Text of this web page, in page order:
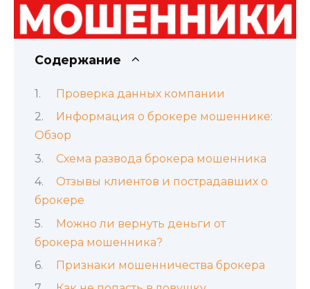
Содержание
Проверка данных компании
Информация о брокере мошеннике:
Обзор
Схема развода брокера мошенника
Отзывы клиентов и пострадавших о
брокере
Можно ли вернуть деньги от
брокера мошенника?
Признаки мошенничества брокера